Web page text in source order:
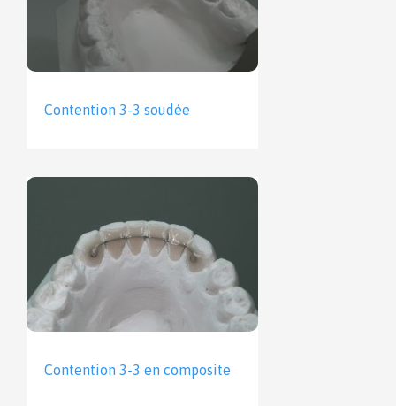
Contention 3-3 soudée
Contention 3-3 en composite